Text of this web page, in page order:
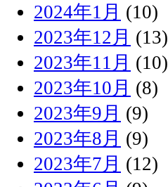
2024年1月 (10)
2023年12月 (13)
2023年11月 (10)
2023年10月 (8)
2023年9月 (9)
2023年8月 (9)
2023年7月 (12)